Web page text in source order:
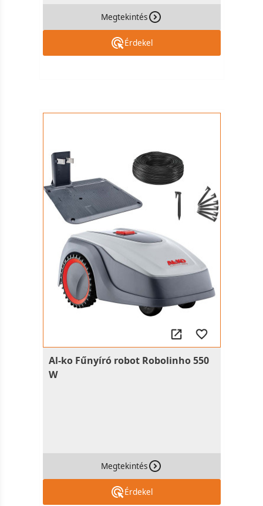
Megtekintés
Érdekel
Al-ko Fűnyíró robot Robolinho 550
W
Megtekintés
Érdekel